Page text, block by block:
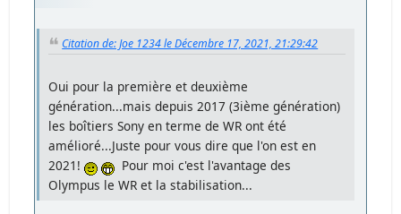
Citation de: Joe 1234 le Décembre 17, 2021, 21:29:42
Oui pour la première et deuxième
génération...mais depuis 2017 (3ième génération)
les boîtiers Sony en terme de WR ont été
amélioré...Juste pour vous dire que l'on est en
2021!
Pour moi c'est l'avantage des
Olympus le WR et la stabilisation...